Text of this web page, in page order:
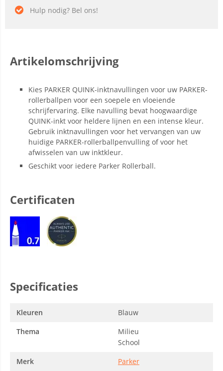
Hulp nodig? Bel ons!
Artikelomschrijving
Kies PARKER QUINK-inktnavullingen voor uw PARKER-
rollerballpen voor een soepele en vloeiende
schrijfervaring. Elke navulling bevat hoogwaardige
QUINK-inkt voor heldere lijnen en een intense kleur.
Gebruik inktnavullingen voor het vervangen van uw
huidige PARKER-rollerballpenvulling of voor het
afwisselen van uw inktkleur.
Geschikt voor iedere Parker Rollerball.
Certificaten
Specificaties
Kleuren
Blauw
Thema
Milieu
School
Merk
Parker